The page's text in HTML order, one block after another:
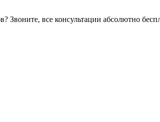
Звоните, все консультации абсолютно